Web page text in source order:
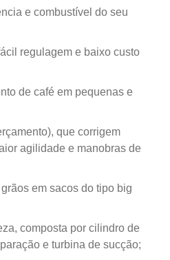
e combustível do seu
regulagem e baixo custo
de café em pequenas e
que corrigem
agilidade e manobras de
em sacos do tipo big
composta por cilindro de
e turbina de sucção;